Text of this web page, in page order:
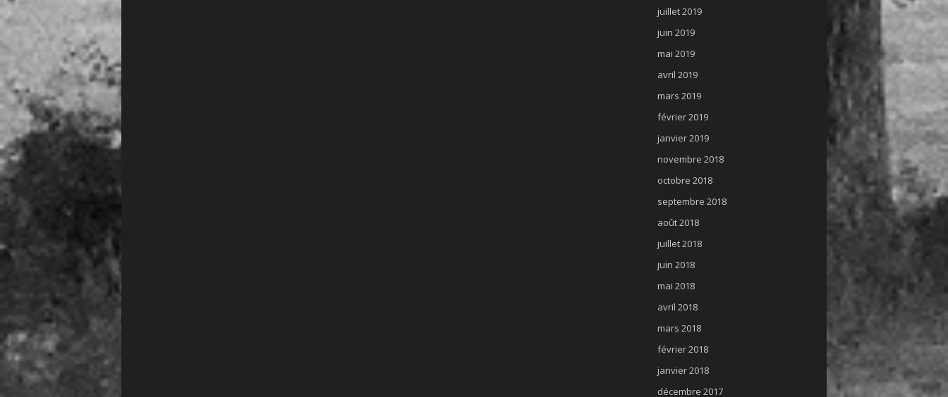
juillet 2019
juin 2019
mai 2019
avril 2019
mars 2019
février 2019
janvier 2019
novembre 2018
octobre 2018
septembre 2018
août 2018
juillet 2018
juin 2018
mai 2018
avril 2018
mars 2018
février 2018
janvier 2018
décembre 2017